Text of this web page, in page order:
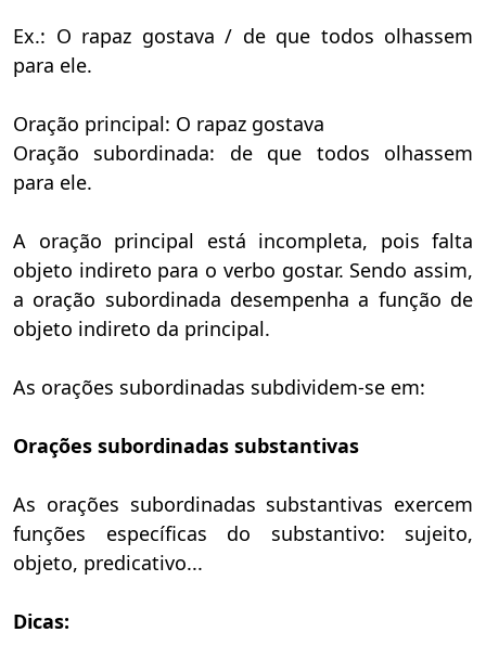
Ex.: O rapaz gostava / de que todos olhassem
para ele.
Oração principal: O rapaz gostava
Oração subordinada: de que todos olhassem
para ele.
A oração principal está incompleta, pois falta
objeto indireto para o verbo gostar. Sendo assim,
a oração subordinada desempenha a função de
objeto indireto da principal.
As orações subordinadas subdividem-se em:
Orações subordinadas substantivas
As orações subordinadas substantivas exercem
funções específicas do substantivo: sujeito,
objeto, predicativo...
Dicas: